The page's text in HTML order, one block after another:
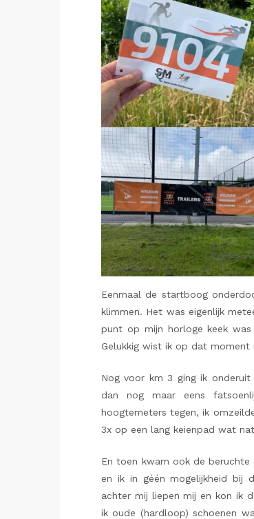
Eenmaal de startboog
klimmen. Het was eigenlijk
punt op mijn horloge keek
Gelukkig wist ik op dat
Nog voor km 3 ging ik
dan nog maar eens
hoogtemeters tegen, ik
3x op een lang keienpad wat
En toen kwam ook de
en ik in géén mogelijkheid bij
achter mij liepen mij en kon ik
ik oude (hardloop) schoenen